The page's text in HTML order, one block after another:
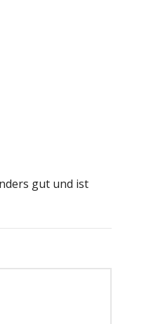
gut und ist